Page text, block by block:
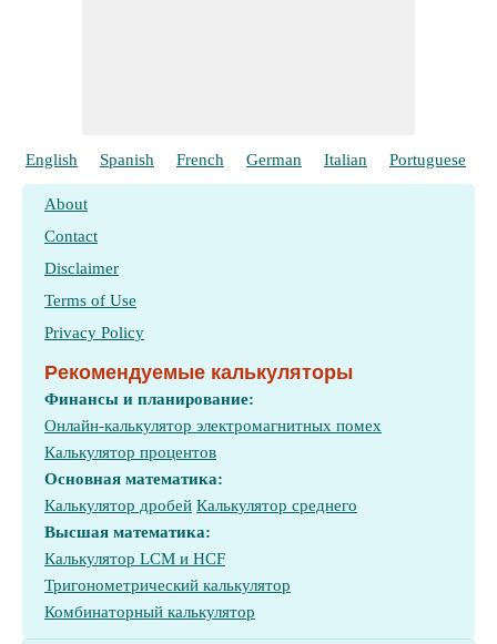
English Spanish French German Italian Portuguese
About
Contact
Disclaimer
Terms of Use
Privacy Policy
Рекомендуемые калькуляторы
Финансы и планирование:
Онлайн-калькулятор электромагнитных помех
Калькулятор процентов
Основная математика:
Калькулятор дробей Калькулятор среднего
Высшая математика:
Калькулятор LCM и HCF
Тригонометрический калькулятор
Комбинаторный калькулятор